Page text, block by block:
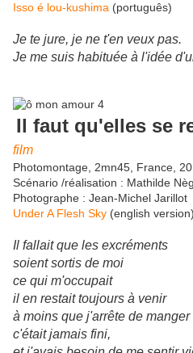
Isso é lou-kushima (português)
Je te jure, je ne t'en veux pas.
Je me suis habituée à l'idée
Il faut qu'elles se
film
Photomontage, 2mn45, France,
Scénario /réalisation : Mathilde
Photographe : Jean-Michel Jarillot
Under A Flesh Sky (english version)
Il fallait que les excréments
soient sortis de moi
ce qui m'occupait
il en restait toujours à venir
à moins que j'arrête de manger
c'était jamais fini,